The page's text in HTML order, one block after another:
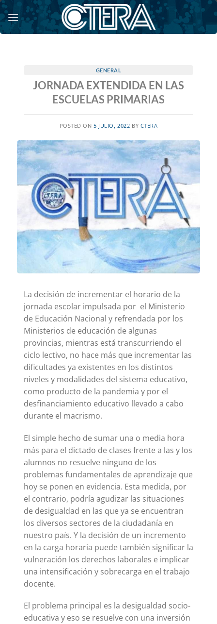
Saltar
al
contenido
GENERAL
JORNADA EXTENDIDA EN LAS
ESCUELAS PRIMARIAS
POSTED ON 5 JULIO, 2022 BY CTERA
La decisión de incrementar el horario de la
jornada escolar impulsada por el Ministerio
de Educación Nacional y refrendada por los
Ministerios de educación de algunas
provincias, mientras está transcurriendo el
ciclo lectivo, no hace más que incrementar las
dificultades ya existentes en los distintos
niveles y modalidades del sistema educativo,
como producto de la pandemia y por el
desfinanciamiento educativo llevado a cabo
durante el macrismo.
El simple hecho de sumar una o media hora
más para el dictado de clases frente a las y los
alumnos no resuelve ninguno de los
problemas fundamentales de aprendizaje que
hoy se ponen en evidencia. Esta medida, por
el contrario, podría agudizar las situaciones
de desigualdad en las que ya se encuentran
los diversos sectores de la ciudadanía en
nuestro país. Y la decisión de un incremento
en la carga horaria puede también significar la
vulneración los derechos laborales e implicar
una intensificación y sobrecarga en el trabajo
docente.
El problema principal es la desigualdad socio-
educativa y eso se resuelve con una inversión